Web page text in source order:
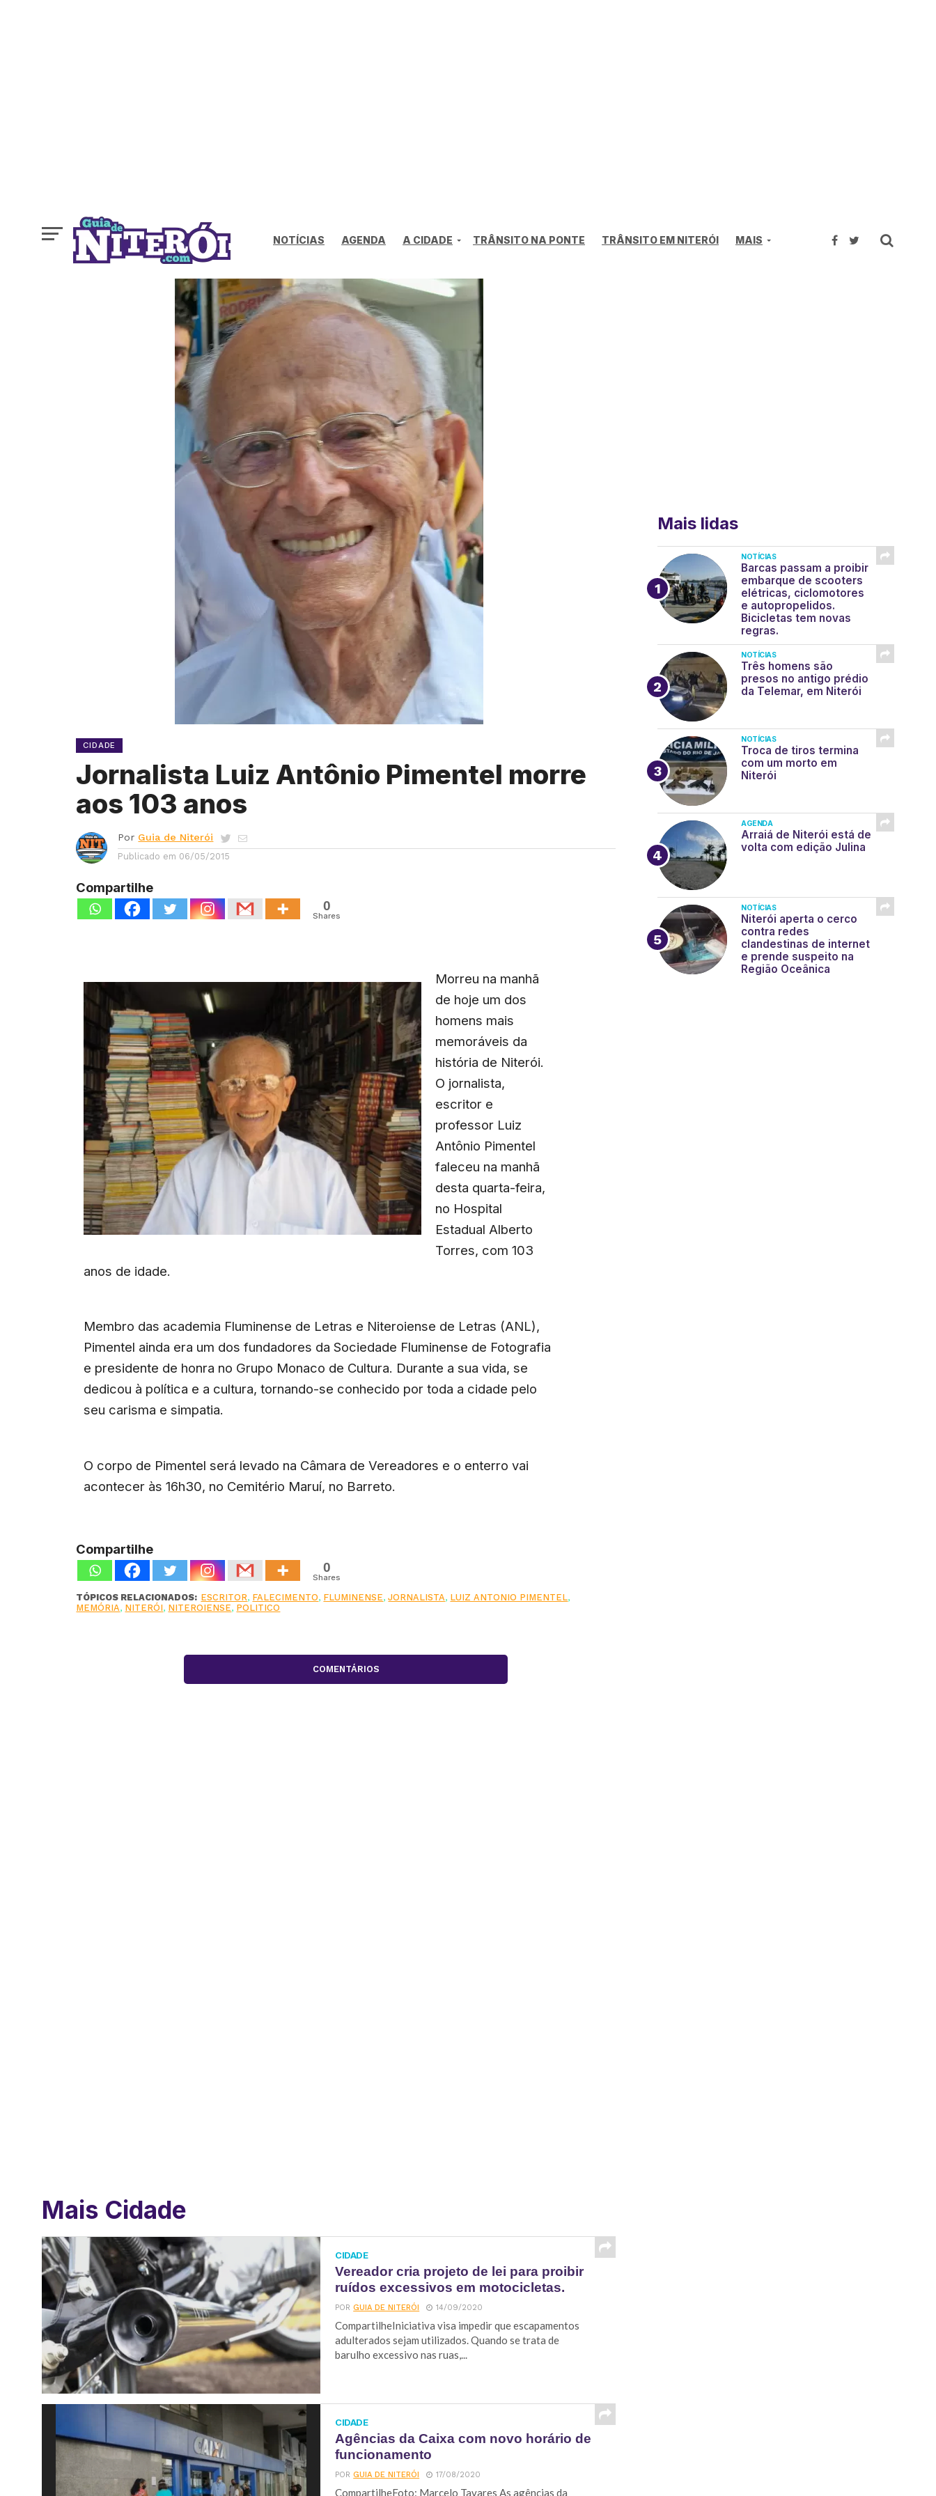
NOTÍCIAS AGENDA A CIDADE TRÂNSITO NA PONTE TRÂNSITO EM NITERÓI MAIS
CIDADE
Jornalista Luiz Antônio Pimentel morre
aos 103 anos
Por Guia de Niterói
Publicado em 06/05/2015
Compartilhe
0
Shares
Morreu na manhã
de hoje um dos
homens mais
memoráveis da
história de Niterói.
O jornalista,
escritor e
professor Luiz
Antônio Pimentel
faleceu na manhã
desta quarta-feira,
no Hospital
Estadual Alberto
Torres, com 103
anos de idade.
Membro das academia Fluminense de Letras e Niteroiense de Letras (ANL),
Pimentel ainda era um dos fundadores da Sociedade Fluminense de Fotografia
e presidente de honra no Grupo Monaco de Cultura. Durante a sua vida, se
dedicou à política e a cultura, tornando-se conhecido por toda a cidade pelo
seu carisma e simpatia.
O corpo de Pimentel será levado na Câmara de Vereadores e o enterro vai
acontecer às 16h30, no Cemitério Maruí, no Barreto.
Compartilhe
0
Shares
TÓPICOS RELACIONADOS: ESCRITOR, FALECIMENTO, FLUMINENSE,JORNALISTA, LUIZ ANTONIO PIMENTEL,
MEMÓRIA, NITERÓI, NITEROIENSE, POLITICO
COMENTÁRIOS
Mais Cidade
CIDADE
Vereador cria projeto de lei para proibir
ruídos excessivos em motocicletas.
PORGUIA DE NITERÓI 14/09/2020
CompartilheIniciativa visa impedir que escapamentos
adulterados sejam utilizados. Quando se trata de
barulho excessivo nas ruas,...
CIDADE
Agências da Caixa com novo horário de
funcionamento
PORGUIA DE NITERÓI 17/08/2020
CompartilheFoto: Marcelo Tavares As agências da
Mais lidas
NOTÍCIAS
Barcas passam a proibir
embarque de scooters
elétricas, ciclomotores
e autopropelidos.
Bicicletas tem novas
regras.
NOTÍCIAS
Três homens são
presos no antigo prédio
da Telemar, em Niterói
NOTÍCIAS
Troca de tiros termina
com um morto em
Niterói
AGENDA
Arraiá de Niterói está de
volta com edição Julina
NOTÍCIAS
Niterói aperta o cerco
contra redes
clandestinas de internet
e prende suspeito na
Região Oceânica